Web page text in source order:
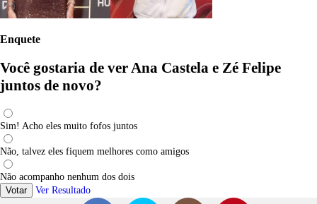
Enquete
Você gostaria de ver Ana Castela e Zé Felipe
juntos de novo?
Sim! Acho eles muito fofos juntos
Não, talvez eles fiquem melhores como amigos
Não acompanho nenhum dos dois
Votar
Ver Resultado